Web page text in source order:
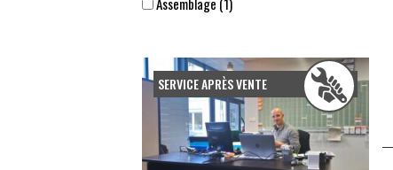
SERVICE APRÈS VENTE